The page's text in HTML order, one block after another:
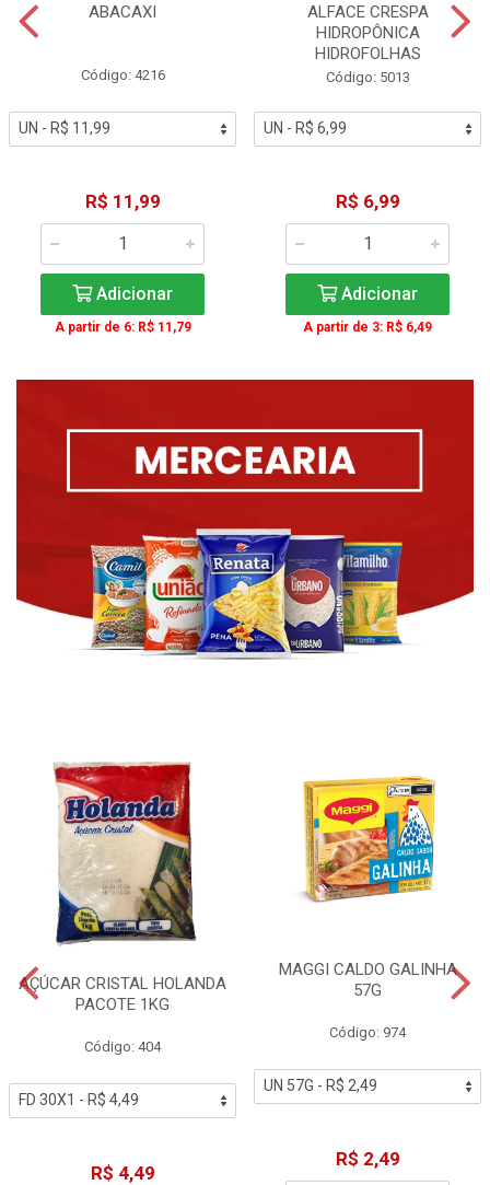
ABACAXI
Código: 4216
R$ 11,99
Adicionar
A partir de 6: R$ 11,79
ALFACE CRESPA
HIDROPÔNICA
HIDROFOLHAS
Código: 5013
R$ 6,99
Adicionar
A partir de 3: R$ 6,49
AÇÚCAR CRISTAL HOLANDA
PACOTE 1KG
Código: 404
R$ 4,49
MAGGI CALDO GALINHA
57G
Código: 974
R$ 2,49